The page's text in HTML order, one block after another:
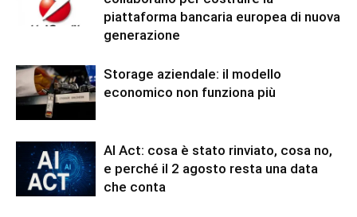
piattaforma bancaria europea di nuova
generazione
Storage aziendale: il modello
economico non funziona più
AI Act: cosa è stato rinviato, cosa no,
e perché il 2 agosto resta una data
che conta